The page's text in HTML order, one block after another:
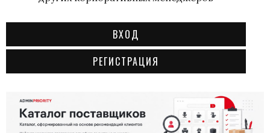
ВХОД
РЕГИСТРАЦИЯ